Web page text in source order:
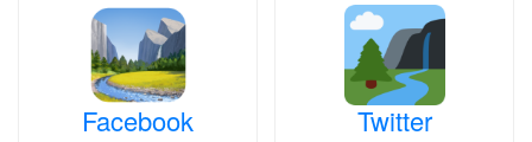
Facebook Twitter